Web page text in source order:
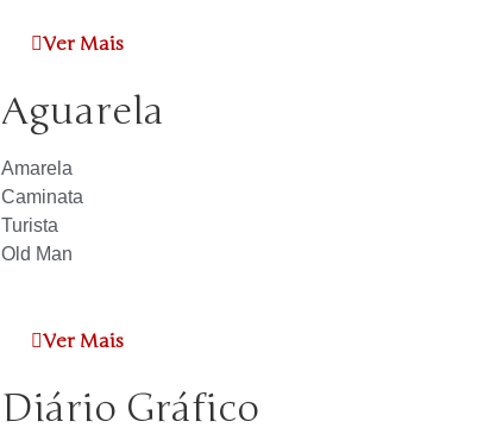
Ver Mais
Aguarela
Amarela
Caminata
Turista
Old Man
Ver Mais
Diário Gráfico